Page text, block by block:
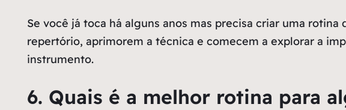
Se você já toca há alguns anos mas precisa criar uma
repertório, aprimorem a técnica e comecem a explorar a
instrumento.
6. Quais é a melhor rotina para